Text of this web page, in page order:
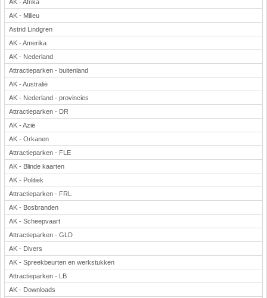
AK - Afrika
AK - Milieu
Astrid Lindgren
AK - Amerika
AK - Nederland
Attractieparken - buitenland
AK - Australië
AK - Nederland - provincies
Attractieparken - DR
AK - Azië
AK - Orkanen
Attractieparken - FLE
AK - Blinde kaarten
AK - Politiek
Attractieparken - FRL
AK - Bosbranden
AK - Scheepvaart
Attractieparken - GLD
AK - Divers
AK - Spreekbeurten en werkstukken
Attractieparken - LB
AK - Downloads